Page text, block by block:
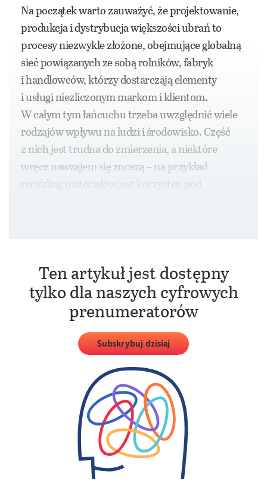
Na początek warto zauważyć, że projektowanie,
produkcja i dystrybucja większości ubrań to
procesy niezwykle złożone, obejmujące globalną
sieć powiązanych ze sobą rolników, fabryk
i handlowców, którzy dostarczają elementy
i usługi niezliczonym markom i klientom.
W całym tym łańcuchu trzeba uwzględnić wiele
rodzajów wpływu na ludzi i środowisko. Część
z nich jest trudna do zmierzenia, a niektóre
wręcz nawzajem się znoszą – na przykład
recykling materiałów jest korzystny pod
Ten artykuł jest dostępny
tylko dla naszych cyfrowych
prenumeratorów
Subskrybuj dzisiaj